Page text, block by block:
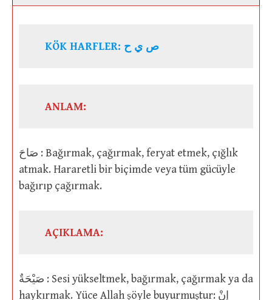
KÖK HARFLER: ص ي ح
ANLAM:
صَاحَ : Bağırmak, çağırmak, feryat etmek, çığlık
atmak. Hararetli bir biçimde veya tüm gücüyle
bağırıp çağırmak.
AÇIKLAMA:
صَيْحَةٌ : Sesi yükseltmek, bağırmak, çağırmak ya da
haykırmak. Yüce Allah şöyle buyurmuştur: إِنْ